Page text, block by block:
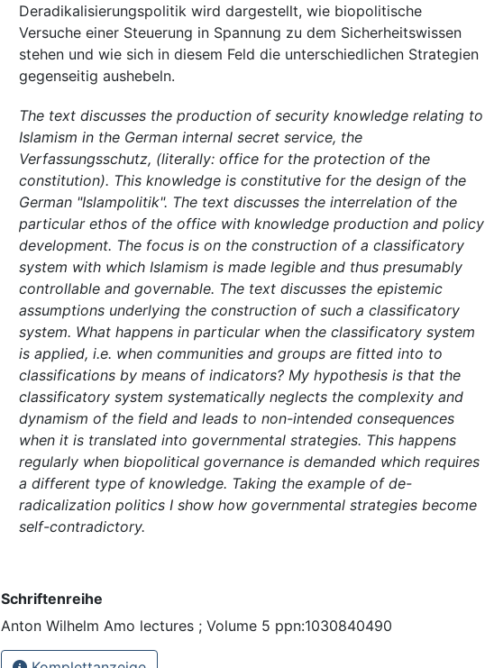
Deradikalisierungspolitik wird dargestellt, wie biopolitische
Versuche einer Steuerung in Spannung zu dem Sicherheitswissen
stehen und wie sich in diesem Feld die unterschiedlichen Strategien
gegenseitig aushebeln.
The text discusses the production of security knowledge relating to
Islamism in the German internal secret service, the
Verfassungsschutz, (literally: office for the protection of the
constitution). This knowledge is constitutive for the design of the
German "Islampolitik". The text discusses the interrelation of the
particular ethos of the office with knowledge production and policy
development. The focus is on the construction of a classificatory
system with which Islamism is made legible and thus presumably
controllable and governable. The text discusses the epistemic
assumptions underlying the construction of such a classificatory
system. What happens in particular when the classificatory system
is applied, i.e. when communities and groups are fitted into to
classifications by means of indicators? My hypothesis is that the
classificatory system systematically neglects the complexity and
dynamism of the field and leads to non-intended consequences
when it is translated into governmental strategies. This happens
regularly when biopolitical governance is demanded which requires
a different type of knowledge. Taking the example of de-
radicalization politics I show how governmental strategies become
self-contradictory.
Schriftenreihe
Anton Wilhelm Amo lectures ; Volume 5 ppn:1030840490